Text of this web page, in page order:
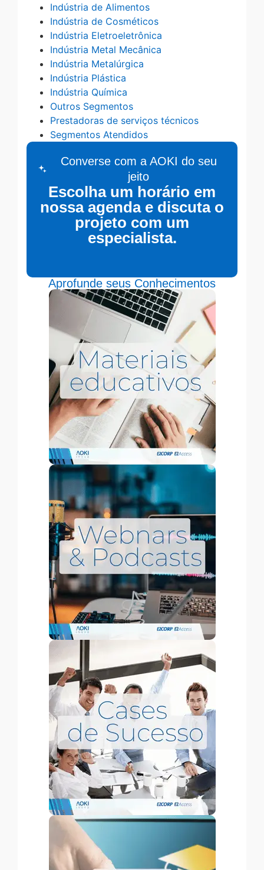
Indústria de Alimentos
Indústria de Cosméticos
Indústria Eletroeletrônica
Indústria Metal Mecânica
Indústria Metalúrgica
Indústria Plástica
Indústria Química
Outros Segmentos
Prestadoras de serviços técnicos
Segmentos Atendidos
Converse com a AOKI do seu
jeito
Escolha um horário em
nossa agenda e discuta o
projeto com um
especialista.
Aprofunde seus Conhecimentos